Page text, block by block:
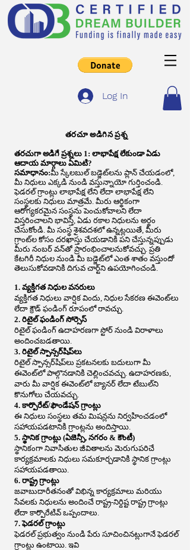
Log In
తరచూ అడిగిన ప్రశ్న
తరచుగా అడిగే ప్రశ్నలు 1: లాభాపేక్ష లేకుండా ఏడు
ఆదాయ మార్గాలు ఏమిటి?
సమాధానం:మీ స్కేలబుల్ బడ్జెట్‌లను ప్లాన్ చేయడంలో,
మీ నిధులు ఎక్కడి నుండి వస్తున్నాయో గుర్తించండి.
ఫెడరల్ గ్రాంట్లు లాభాపేక్ష లేని లేదా లాభాపేక్ష లేని
సంస్థలకు నిధులు మాత్రమే. మీరు ఆర్థికంగా
ఆరోగ్యకరమైన సంస్థను పెంచుకోవాలని లేదా
విస్తరించాలని భావిస్తే, ఏడు రకాల నిధులను అర్థం
చేసుకోండి. మీ సంస్థ శైశవదశలో ఉన్నట్లయితే, మీరు
గ్రాంట్‌ల కోసం దరఖాస్తు చేయడానికి పని చేస్తున్నప్పుడు
మీరు నంబర్ వన్‌తో ప్రారంభించాలనుకోవచ్చు. ప్రతి
కేటగిరీ నిధుల నుండి మీ బడ్జెట్‌లో ఎంత శాతం వస్తుందో
తెలుసుకోవడానికి దిగువ చార్ట్‌ని ఉపయోగించండి.
1. వ్యక్తిగత నిధుల వనరులు
వ్యక్తిగత నిధులు వార్షిక విందు, నిధుల సేకరణ ఈవెంట్‌లు
లేదా క్రౌడ్ ఫండింగ్ రూపంలో రావచ్చు.
2. రిటైల్ ఫండింగ్ సోర్సెస్
రిటైల్ ఫండింగ్ ఉదాహరణగా స్టోర్ నుండి విరాళాలు
అందించబడతాయి.
3. రిటైల్ స్పాన్సర్‌షిప్‌లు
రిటైల్ స్పాన్సర్‌షిప్‌లు ప్రకటనలకు బదులుగా మీ
ఈవెంట్‌లో పాల్గొనడానికి చెల్లించవచ్చు. ఉదాహరణకు,
వారు మీ వార్షిక ఈవెంట్‌లో బ్యానర్ లేదా టేబుల్‌ని
కొనుగోలు చేయవచ్చు.
4. కార్పొరేట్/ఫౌండేషన్ గ్రాంట్లు
ఈ నిధులు సంస్థలు తమ మిషన్లను నిర్వహించడంలో
సహాయపడటానికి గ్రాంట్లను అందిస్తాయి.
5. స్థానిక గ్రాంట్లు (ఏజెన్సీ, నగరం & కౌంటీ)
స్థానికంగా నివాసితుల జీవితాలను మెరుగుపరిచే
కార్యక్రమాలకు నిధులు సమకూర్చడానికి స్థానిక గ్రాంట్లు
సహాయపడతాయి.
6. రాష్ట్ర గ్రాంట్లు
జవాబుదారీతనంతో విభిన్న కార్యక్రమాలు మరియు
సేవలకు నిధులను అందించే రాష్ట్ర-నిర్దిష్ట రాష్ట్ర గ్రాంట్లు
లేదా కార్పొరేటివ్ ఒప్పందాలు.
7. ఫెడరల్ గ్రాంట్లు
ఫెడరల్ ప్రభుత్వం నుండి పేరు సూచించినట్లుగానే ఫెడరల్
గ్రాంట్లు ఉంటాయి. ఇవి